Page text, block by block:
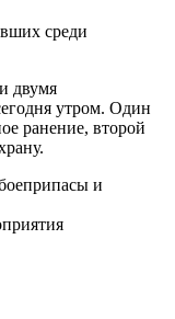
среди
двумя
утром. Один
ранение, второй
и